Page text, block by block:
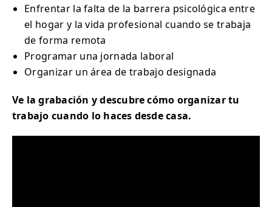
Enfrentar la falta de la barrera psicológica entre
el hogar y la vida profesional cuando se trabaja
de forma remota
Programar una jornada laboral
Organizar un área de trabajo designada
Ve la grabación y descubre cómo organizar tu
trabajo cuando lo haces desde casa.